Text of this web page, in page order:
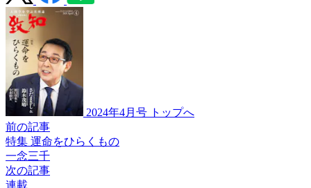
2024年4月号 トップへ
前の記事
特集 運命をひらくもの
一念三千
次の記事
連載